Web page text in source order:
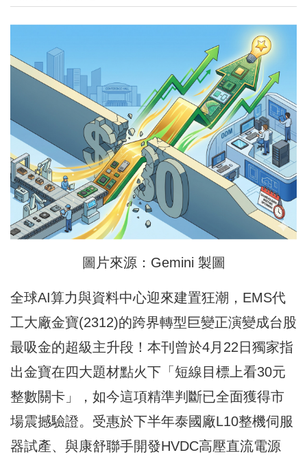
圖片來源：Gemini 製圖
全球AI算力與資料中心迎來建置狂潮，EMS代
工大廠金寶(2312)的跨界轉型巨變正演變成台股
最吸金的超級主升段！本刊曾於4月22日獨家指
出金寶在四大題材點火下「短線目標上看30元
整數關卡」，如今這項精準判斷已全面獲得市
場震撼驗證。受惠於下半年泰國廠L10整機伺服
器試產、與康舒聯手開發HVDC高壓直流電源